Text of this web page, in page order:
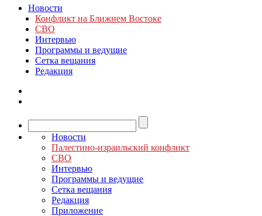
Новости
Конфликт на Ближнем Востоке
СВО
Интервью
Программы и ведущие
Сетка вещания
Редакция
Новости
Палестино-израильский конфликт
СВО
Интервью
Программы и ведущие
Сетка вещания
Редакция
Приложение